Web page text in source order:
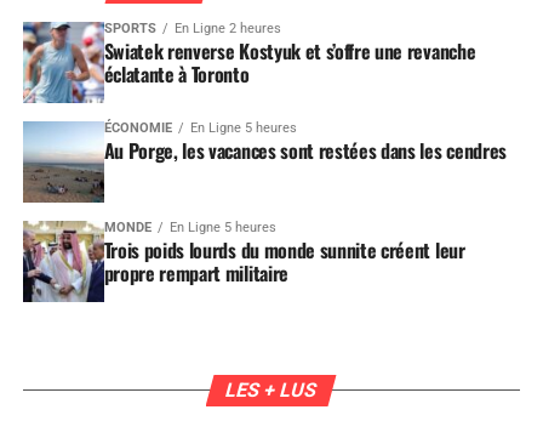
SPORTS En Ligne 2 heures
Swiatek renverse Kostyuk et s’offre une revanche
éclatante à Toronto
ÉCONOMIE En Ligne 5 heures
Au Porge, les vacances sont restées dans les cendres
MONDE En Ligne 5 heures
Trois poids lourds du monde sunnite créent leur
propre rempart militaire
LES + LUS